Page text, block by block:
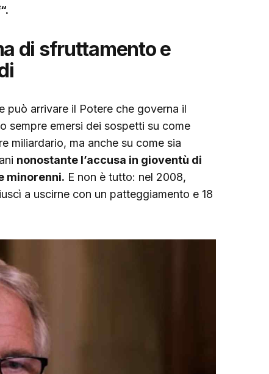
“.
di sfruttamento e
può arrivare il Potere che governa il
sempre emersi dei sospetti su come
miliardario, ma anche su come sia
nonostante l’accusa in gioventù di
minorenni. E non è tutto: nel 2008,
a uscirne con un patteggiamento e 18